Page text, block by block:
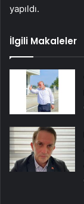
yapıldı.
İlgili Makaleler